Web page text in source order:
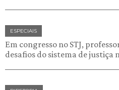
ESPECIAIS
Em congresso no STJ,
desafios do sistema de justiça